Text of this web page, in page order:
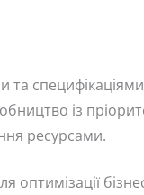
специфікаціями
із
ресурсами.
оптимізації